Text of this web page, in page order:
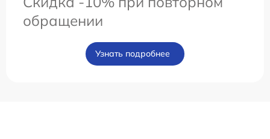
обращении
Узнать подробнее